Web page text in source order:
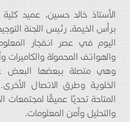
الأستاذ خالد حسين، عميد
اليوم في عصر انفجار
والهواتف المحمولة
وهي متصلة ببعضها البعض
الخلوية وطرق الاتصال
المتاحة تحديًا عميقًا
والتحليل وأمن المعلومات.